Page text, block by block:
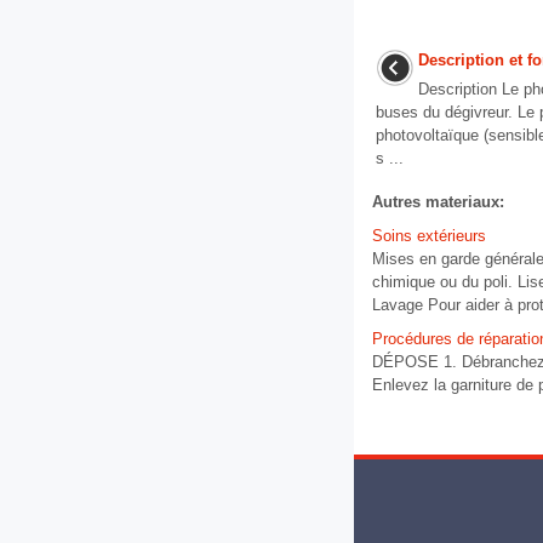
Description et
Description Le
buses du dégivreur.
photovoltaïque
s ...
Autres materiaux:
Soins extérieurs
Mises en garde
chimique ou du poli.
Lavage Pour aider à
Procédures de
DÉPOSE 1.
Enlevez la garniture de